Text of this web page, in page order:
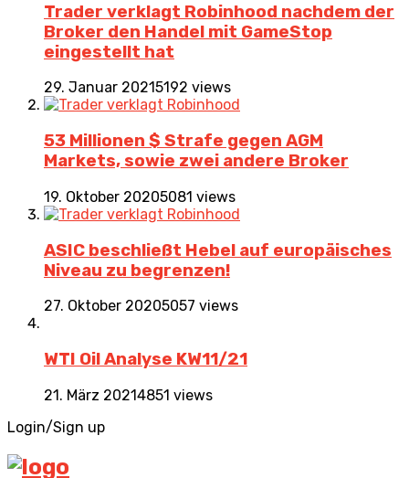
Trader verklagt Robinhood nachdem der
Broker den Handel mit GameStop
eingestellt hat
29. Januar 20215192 views
53 Millionen $ Strafe gegen AGM
Markets, sowie zwei andere Broker
19. Oktober 20205081 views
ASIC beschließt Hebel auf europäisches
Niveau zu begrenzen!
27. Oktober 20205057 views
WTI Oil Analyse KW11/21
21. März 20214851 views
Login/Sign up